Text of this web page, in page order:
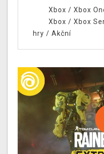
Xbox / Xbox
Xbox / Xbox
hry / Akční